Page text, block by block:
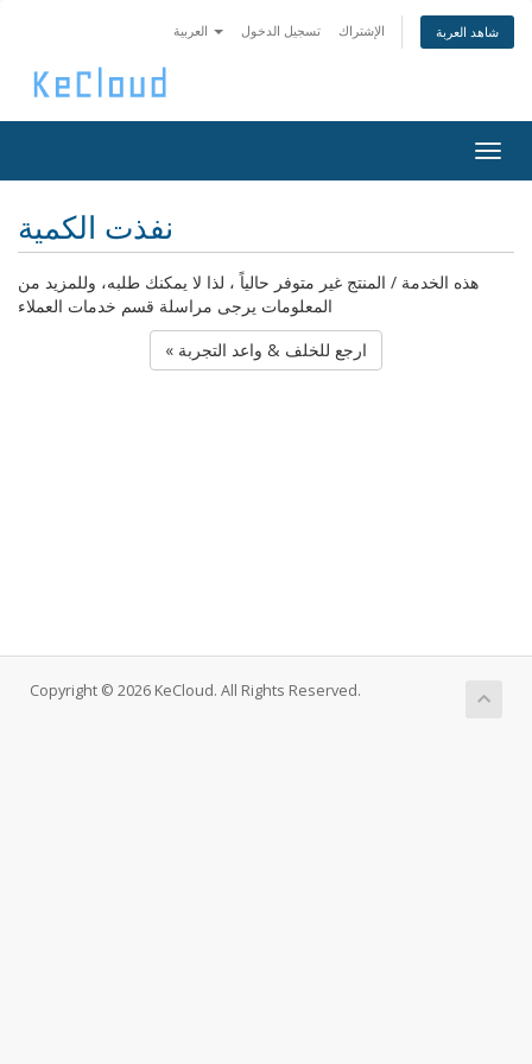
تسجيل الدخول الإشتراك شاهد العربة
نفذت الكمية
هذه الخدمة / المنتج غير متوفر حالياً ، لذا لا يمكنك طلبه، وللمزيد من
المعلومات يرجى مراسلة قسم خدمات العملاء
« ارجع للخلف & واعد التجربة
Copyright © 2026 KeCloud. All Rights Reserved.